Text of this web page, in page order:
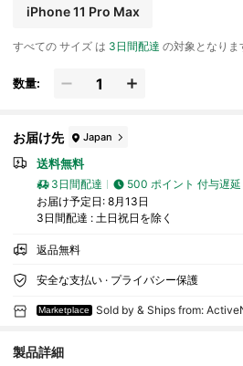
iPhone 11 Pro Max
すべての サイズ は 3日間配達 の対象となりま
数量:
お届け先 Japan
送料無料
3日間配達
500 ポイント 付与遅延
お届け予定日: 8月13日
3日間配達 : 土日祝日を除く
返品無料
安全な支払い · プライバシー保護
Marketplace Sold by & Ships from:
製品詳細